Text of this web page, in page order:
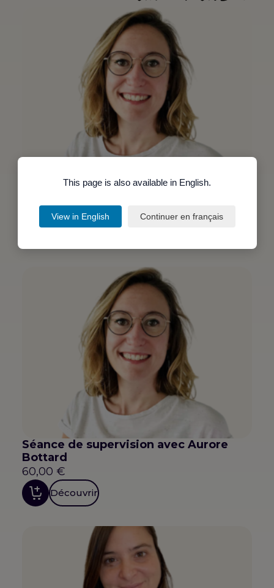
Séance de mentorat avec Aurore
60,00€
Séance de supervision avec Aurore
Bottard
60,00 €
Découvrir
This page is also available in English.
View in English Continuer en français